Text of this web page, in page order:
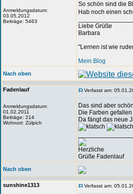
Anmeldungsdatum:
03.05.2012
Beiträge: 5463
So schön sind die
Hab noch einen
Liebe Grüße
Barbara
"Lernen ist wie
Mein Blog
Nach oben
Fadenlauf
Anmeldungsdatum:
01.02.2011
Beiträge: 214
Wohnort: Zülpich
Verfasst am:
Das sind aber
Die Farben
Da fängt das neue
Herzliche
Grüße Fadenlauf
Nach oben
sunshine1313 Verfasst am: